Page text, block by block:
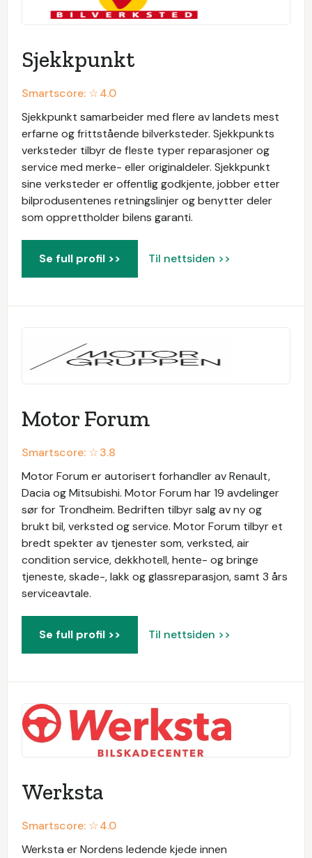
Sjekkpunkt
Smartscore: ☆4.0
Sjekkpunkt samarbeider med flere av landets mest
erfarne og frittstående bilverksteder. Sjekkpunkts
verksteder tilbyr de fleste typer reparasjoner og
service med merke- eller originaldeler. Sjekkpunkt
sine verksteder er offentlig godkjente, jobber etter
bilprodusentenes retningslinjer og benytter deler
som opprettholder bilens garanti.
Se full profil >> Til nettsiden >>
Motor Forum
Smartscore: ☆3.8
Motor Forum er autorisert forhandler av Renault,
Dacia og Mitsubishi. Motor Forum har 19 avdelinger
sør for Trondheim. Bedriften tilbyr salg av ny og
brukt bil, verksted og service. Motor Forum tilbyr et
bredt spekter av tjenester som, verksted, air
condition service, dekkhotell, hente- og bringe
tjeneste, skade-, lakk og glassreparasjon, samt 3 års
serviceavtale.
Se full profil >> Til nettsiden >>
Werksta
Smartscore: ☆4.0
Werksta er Nordens ledende kjede innen